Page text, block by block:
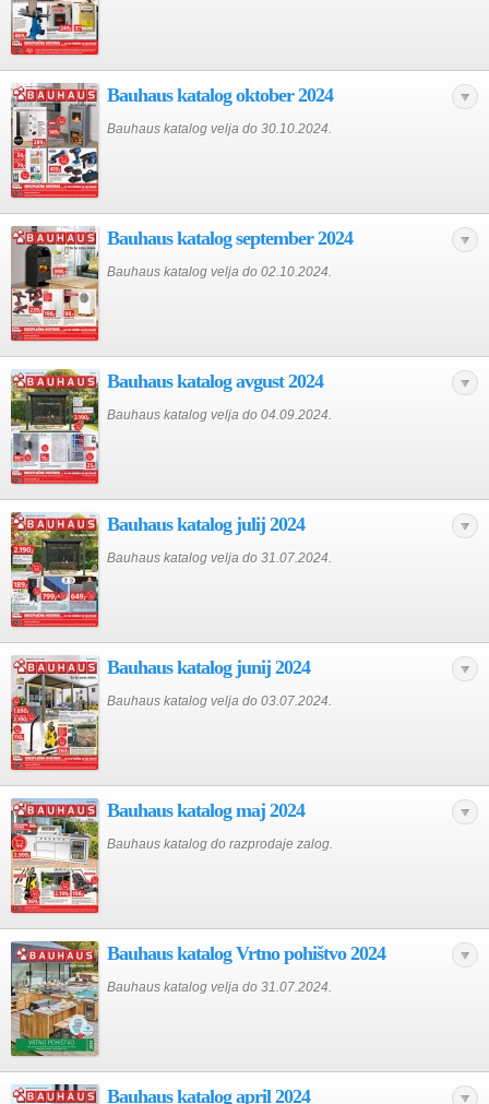
Bauhaus katalog oktober 2024
Bauhaus katalog velja do 30.10.2024.
Bauhaus katalog september 2024
Bauhaus katalog velja do 02.10.2024.
Bauhaus katalog avgust 2024
Bauhaus katalog velja do 04.09.2024.
Bauhaus katalog julij 2024
Bauhaus katalog velja do 31.07.2024.
Bauhaus katalog junij 2024
Bauhaus katalog velja do 03.07.2024.
Bauhaus katalog maj 2024
Bauhaus katalog do razprodaje zalog.
Bauhaus katalog Vrtno pohištvo 2024
Bauhaus katalog velja do 31.07.2024.
Bauhaus katalog april 2024